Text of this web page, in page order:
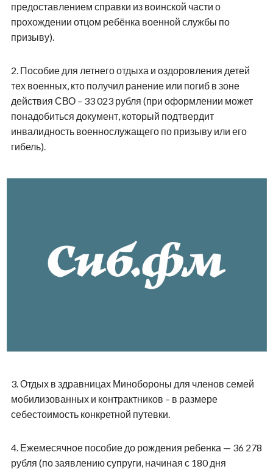
предоставлением справки из воинской части о
прохождении отцом ребёнка военной службы по
призыву).
2. Пособие для летнего отдыха и оздоровления детей
тех военных, кто получил ранение или погиб в зоне
действия СВО – 33 023 рубля (при оформлении может
понадобиться документ, который подтвердит
инвалидность военнослужащего по призыву или его
гибель).
3.Отдых в здравницах Минобороны для членов семей
мобилизованных и контрактников – в размере
себестоимость конкретной путевки.
4. Ежемесячное пособие до рождения ребенка — 36 278
рубля (по заявлению супруги, начиная с 180 дня